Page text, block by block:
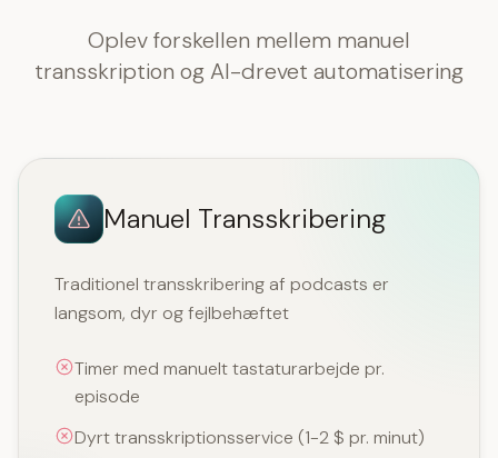
Oplev forskellen mellem manuel
transskription og AI-drevet automatisering
Manuel Transskribering
Traditionel transskribering af podcasts er
langsom, dyr og fejlbehæftet
Timer med manuelt tastaturarbejde pr.
episode
Dyrt transskriptionsservice (1-2 $ pr. minut)